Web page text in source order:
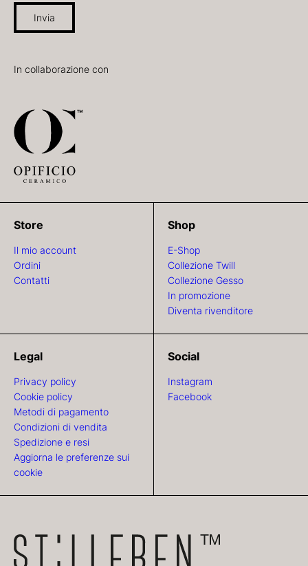
Invia
In collaborazione con
Store
Il mio account
Ordini
Contatti
Shop
E-Shop
Collezione Twill
Collezione Gesso
In promozione
Diventa rivenditore
Legal
Privacy policy
Cookie policy
Metodi di pagamento
Condizioni di vendita
Spedizione e resi
Aggiorna le preferenze sui
cookie
Social
Instagram
Facebook